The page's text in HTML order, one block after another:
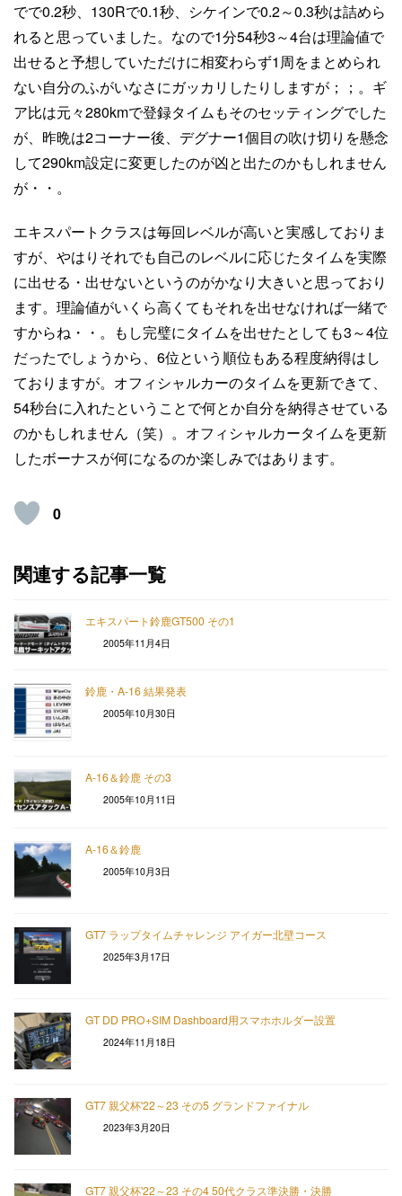
でで0.2秒、130Rで0.1秒、シケインで0.2～0.3秒は詰めら
れると思っていました。なので1分54秒3～4台は理論値で
出せると予想していただけに相変わらず1周をまとめられ
ない自分のふがいなさにガッカリしたりしますが；；。ギ
ア比は元々280kmで登録タイムもそのセッティングでした
が、昨晩は2コーナー後、デグナー1個目の吹け切りを懸念
して290km設定に変更したのが凶と出たのかもしれません
が・・。
エキスパートクラスは毎回レベルが高いと実感しておりま
すが、やはりそれでも自己のレベルに応じたタイムを実際
に出せる・出せないというのがかなり大きいと思っており
ます。理論値がいくら高くてもそれを出せなければ一緒で
すからね・・。もし完璧にタイムを出せたとしても3～4位
だったでしょうから、6位という順位もある程度納得はし
ておりますが。オフィシャルカーのタイムを更新できて、
54秒台に入れたということで何とか自分を納得させている
のかもしれません（笑）。オフィシャルカータイムを更新
したボーナスが何になるのか楽しみではあります。
0
関連する記事一覧
エキスパート鈴鹿GT500 その1
2005年11月4日
鈴鹿・A-16 結果発表
2005年10月30日
A-16＆鈴鹿 その3
2005年10月11日
A-16＆鈴鹿
2005年10月3日
GT7 ラップタイムチャレンジ アイガー北壁コース
2025年3月17日
GT DD PRO+SIM Dashboard用スマホホルダー設置
2024年11月18日
GT7 親父杯'22～23 その5 グランドファイナル
2023年3月20日
GT7 親父杯'22～23 その4 50代クラス準決勝・決勝